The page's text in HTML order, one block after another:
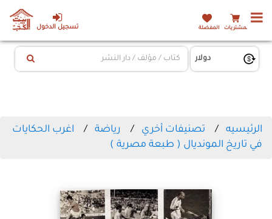
تسجيل الدخول المشتريات المفضلة
الرئيسيه تصنيفات أخري رياضة
اغرب الحكايات
في تاريخ المونديال ( طبعة مصرية )